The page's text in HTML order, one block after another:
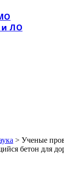
и ЛО
> Ученые
бетон для